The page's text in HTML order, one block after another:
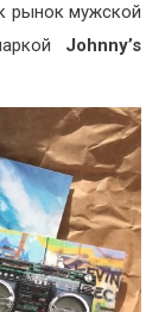
рынок мужской
Johnny’s